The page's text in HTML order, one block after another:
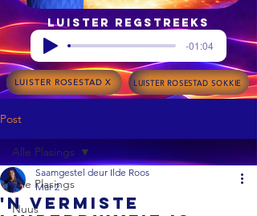
Luister regstreeks
-01:04
LUISTER ROSESTAD X LUISTER ROSESTAD SOKKIE
Post
Alle Plasings
Nuus
Alle Plasings
'n Vermiste
Saamgestel deur Ilde Roos
Mar 2